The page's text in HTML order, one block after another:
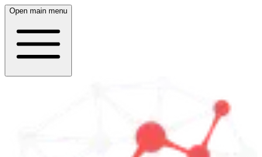
Open main menu